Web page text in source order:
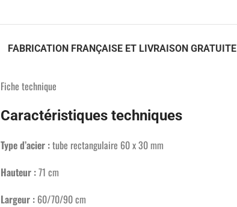
FABRICATION FRANÇAISE ET LIVRAISON GRATUITE
Fiche technique
Caractéristiques techniques
Type d’acier :tube rectangulaire 60 x 30 mm
Hauteur :71 cm
Largeur : 60/70/90 cm